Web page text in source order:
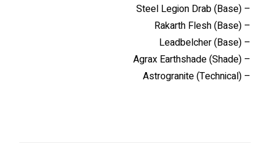
– Steel Legion Drab (Base)
– Rakarth Flesh (Base)
– Leadbelcher (Base)
– Agrax Earthshade (Shade)
– Astrogranite (Technical)